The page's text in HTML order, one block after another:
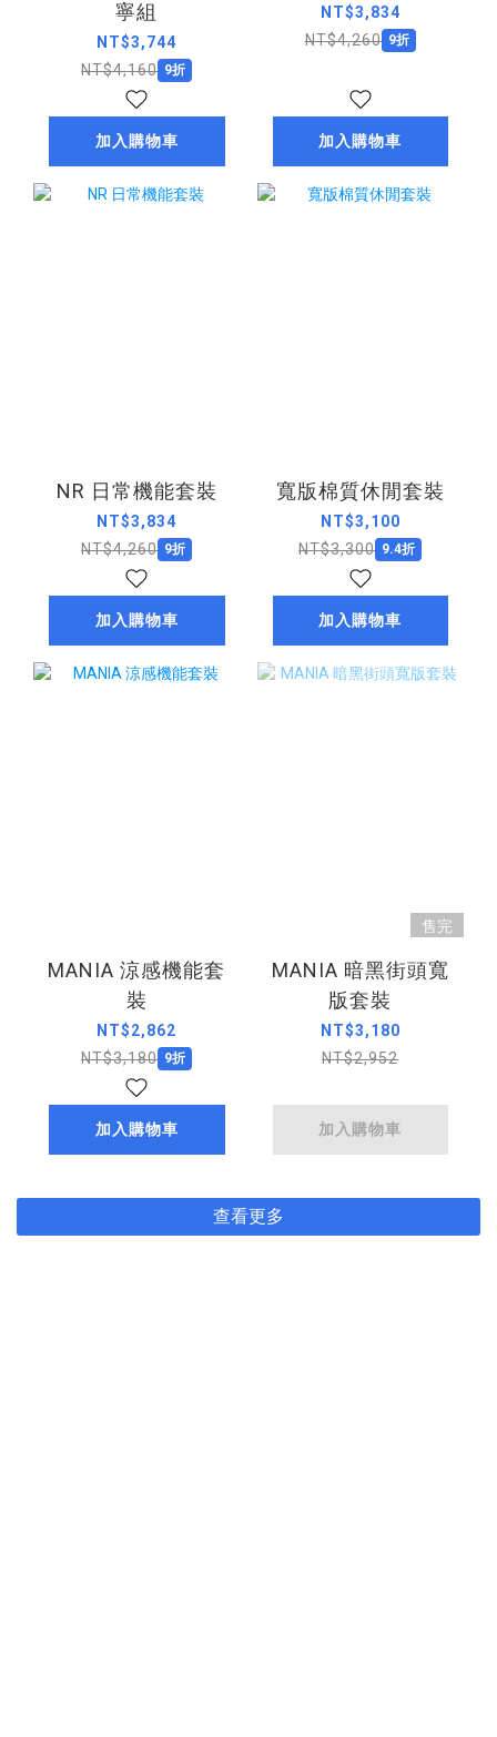
寧組
NT$3,744
NT$4,160 9折
加入購物車
NT$3,834
NT$4,260 9折
加入購物車
NR 日常機能套裝
NT$3,834
NT$4,260 9折
加入購物車
寬版棉質休閒套裝
NT$3,100
NT$3,300 9.4折
加入購物車
MANIA 涼感機能套
裝
NT$2,862
NT$3,180 9折
加入購物車
售完
MANIA 暗黑街頭寬
版套裝
NT$3,180
NT$2,952
加入購物車
查看更多